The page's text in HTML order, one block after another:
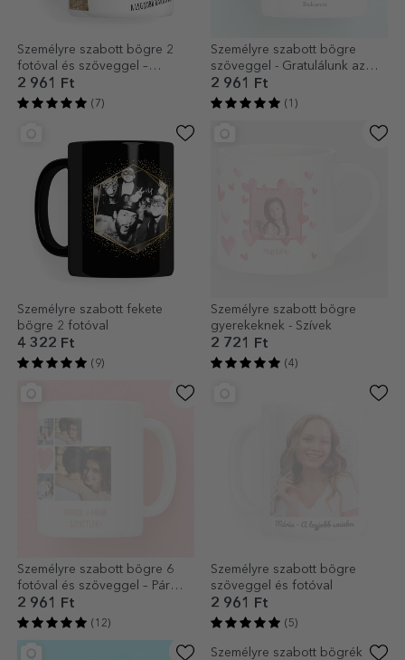
Személyre szabott bögre 2
fotóval és szöveggel –
Felejthetetlen emlékek
2 961 Ft
(7)
Személyre szabott bögre
szöveggel - Gratulálunk az
érettségihez!
2 961 Ft
(1)
Személyre szabott fekete
bögre 2 fotóval
4 322 Ft
(9)
Személyre szabott bögre
gyerekeknek - Szívek
2 721 Ft
(4)
Személyre szabott bögre 6
fotóval és szöveggel – Pár
pillanatok
2 961 Ft
(12)
Személyre szabott bögre
szöveggel és fotóval
2 961 Ft
(5)